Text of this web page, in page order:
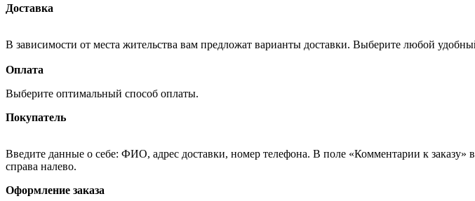
Доставка
В зависимости от места жительства вам предложат варианты доставки. Выберите любой
Оплата
Выберите оптимальный способ оплаты.
Покупатель
Введите данные о себе: ФИО, адрес доставки, номер телефона. В поле «Комментарии к заказу»
справа налево.
Оформление заказа